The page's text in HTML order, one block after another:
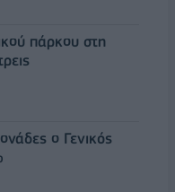
πάρκου στη
ο Γενικός